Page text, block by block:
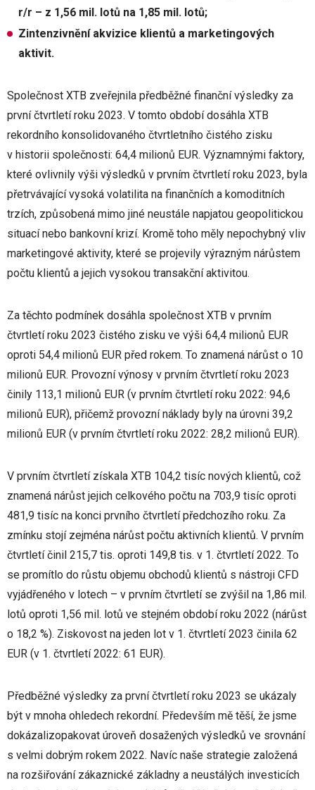
r/r – z 1,56 mil. lotů na 1,85 mil. lotů;
Zintenzivnění akvizice klientů a marketingových
aktivit.
Společnost XTB zveřejnila předběžné finanční výsledky za
první čtvrtletí roku 2023. V tomto období dosáhla XTB
rekordního konsolidovaného čtvrtletního čistého zisku
v historii společnosti: 64,4 milionů EUR. Významnými faktory,
které ovlivnily výši výsledků v prvním čtvrtletí roku 2023, byla
přetrvávající vysoká volatilita na finančních a komoditních
trzích, způsobená mimo jiné neustále napjatou geopolitickou
situací nebo bankovní krizí. Kromě toho měly nepochybný vliv
marketingové aktivity, které se projevily výrazným nárůstem
počtu klientů a jejich vysokou transakční aktivitou.
Za těchto podmínek dosáhla společnost XTB v prvním
čtvrtletí roku 2023 čistého zisku ve výši 64,4 milionů EUR
oproti 54,4 milionů EUR před rokem. To znamená nárůst o 10
milionů EUR. Provozní výnosy v prvním čtvrtletí roku 2023
činily 113,1 milionů EUR (v prvním čtvrtletí roku 2022: 94,6
milionů EUR), přičemž provozní náklady byly na úrovni 39,2
milionů EUR (v prvním čtvrtletí roku 2022: 28,2 milionů EUR).
V prvním čtvrtletí získala XTB 104,2 tisíc nových klientů, což
znamená nárůst jejich celkového počtu na 703,9 tisíc oproti
481,9 tisíc na konci prvního čtvrtletí předchozího roku. Za
zmínku stojí zejména nárůst počtu aktivních klientů. V prvním
čtvrtletí činil 215,7 tis. oproti 149,8 tis. v 1. čtvrtletí 2022. To
se promítlo do růstu objemu obchodů klientů s nástroji CFD
vyjádřeného v lotech – v prvním čtvrtletí se zvýšil na 1,86 mil.
lotů oproti 1,56 mil. lotů ve stejném období roku 2022 (nárůst
o 18,2 %). Ziskovost na jeden lot v 1. čtvrtletí 2023 činila 62
EUR (v 1. čtvrtletí 2022: 61 EUR).
Předběžné výsledky za první čtvrtletí roku 2023 se ukázaly
být v mnoha ohledech rekordní. Především mě těší, že jsme
dokázalizopakovat úroveň dosažených výsledků ve srovnání
s velmi dobrým rokem 2022. Navíc naše strategie založená
na rozšiřování zákaznické základny a neustálých investicích